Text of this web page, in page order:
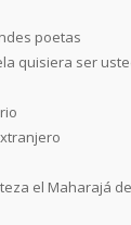
poetas
quisiera ser
el Maharajá